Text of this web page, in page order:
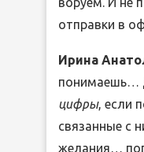
отправки в
Ирина
понимаешь…
цифры, если
связанные с
желания…